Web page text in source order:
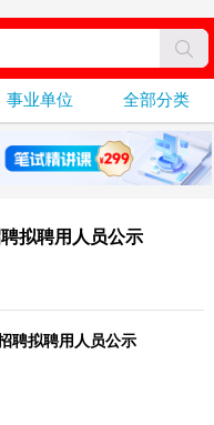
事业单位 全部分类
拟聘用人员公示
聘拟聘用人员公示